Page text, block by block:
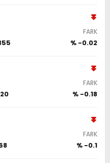
FARK
% -0.02
FARK
% -0.18
FARK
% -0.1